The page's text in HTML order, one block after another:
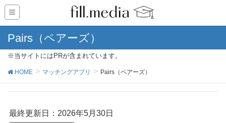
Pairs（ペアーズ）
※当サイトにはPRが含まれています。
HOME マッチングアプリ Pairs（ペアーズ）
最終更新日：2026年5月30日